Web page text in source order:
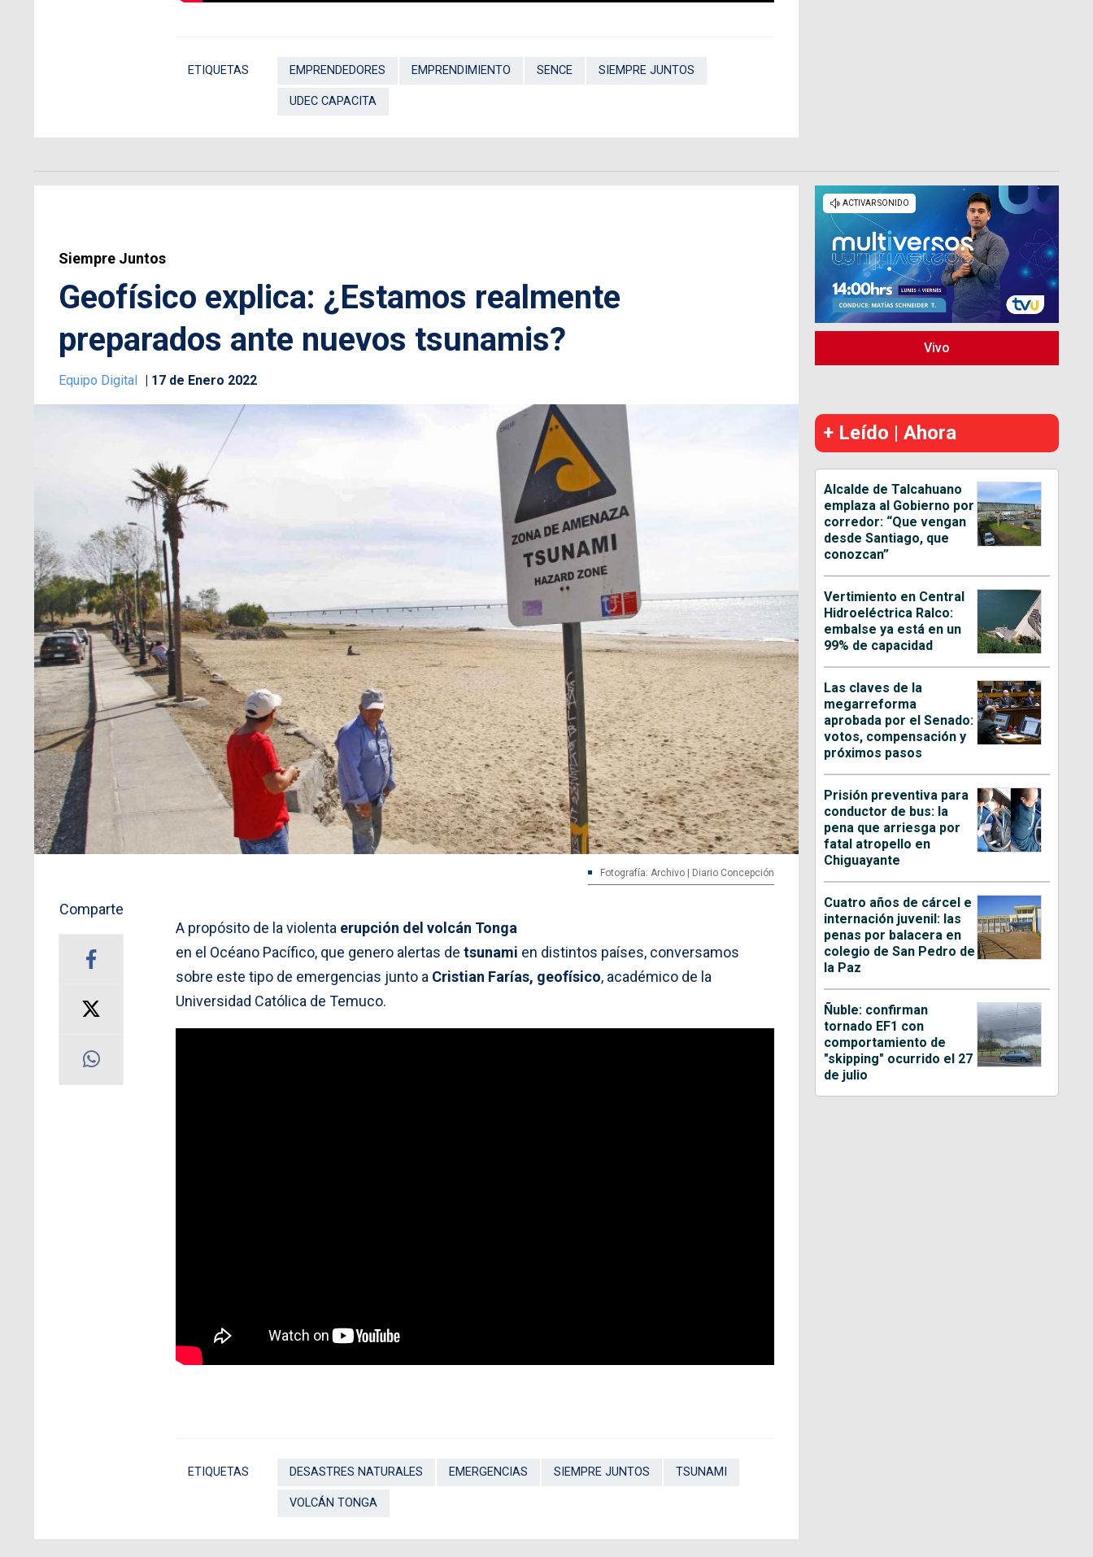
ETIQUETAS EMPRENDEDORES EMPRENDIMIENTO SENCE SIEMPRE JUNTOS
UDEC CAPACITA
Siempre Juntos
Geofísico explica: ¿Estamos realmente
preparados ante nuevos tsunamis?
Equipo Digital 17 de Enero 2022
Fotografía: Archivo | Diario Concepción
Comparte
A propósito de la violenta erupción del volcán Tonga
en el Océano Pacífico, que genero alertas de tsunami en distintos países, conversamos
sobre este tipo de emergencias junto a Cristian Farías, geofísico, académico de la
Universidad Católica de Temuco.
ETIQUETAS DESASTRES NATURALES EMERGENCIAS SIEMPRE JUNTOS TSUNAMI
VOLCÁN TONGA
Vivo
+ Leído | Ahora
Alcalde de Talcahuano
emplaza al Gobierno por
corredor: “Que vengan
desde Santiago, que
conozcan”
Vertimiento en Central
Hidroeléctrica Ralco:
embalse ya está en un
99% de capacidad
Las claves de la
megarreforma
aprobada por el Senado:
votos, compensación y
próximos pasos
Prisión preventiva para
conductor de bus: la
pena que arriesga por
fatal atropello en
Chiguayante
Cuatro años de cárcel e
internación juvenil: las
penas por balacera en
colegio de San Pedro de
la Paz
Ñuble: confirman
tornado EF1 con
comportamiento de
"skipping" ocurrido el 27
de julio